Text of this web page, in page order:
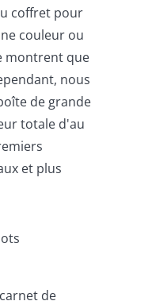
coffret pour
couleur ou
montrent que
nous
de grande
totale d'au
et plus
de